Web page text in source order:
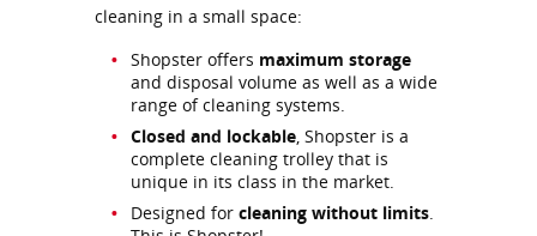
cleaning in a small space:
Shopster offers maximum storage
and disposal volume as well as a wide
range of cleaning systems.
Closed and lockable, Shopster is a
complete cleaning trolley that is
unique in its class in the market.
Designed for cleaning without limits.